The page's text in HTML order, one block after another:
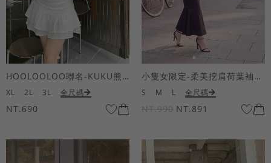
HOOLOOLOO聯名-KUKU熊蝴蝶結短袖上衣
XL 2L 3L 全尺碼
NT.690
小隻女限定-柔美挖肩荷葉袖魚尾長洋裝
S M L 全尺碼
NT.990 NT.891